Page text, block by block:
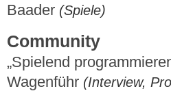
Baader (Spiele)
Community
„Spielend
Wagenführ (Interview,